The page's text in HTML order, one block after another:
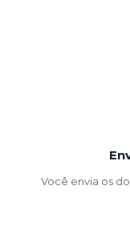
Você envia os